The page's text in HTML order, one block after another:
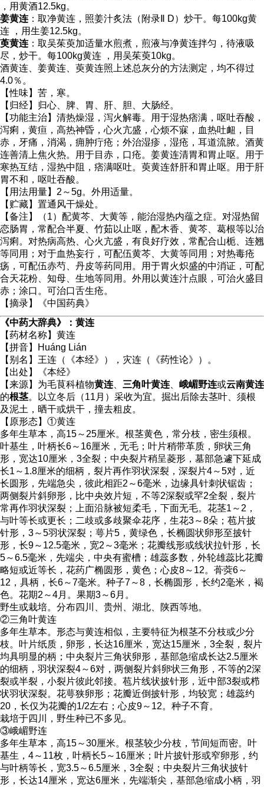
，用黄酒12.5kg。
姜黄连 ：取净黄连，照姜汁炙法（附录Ⅱ D）炒干。每100kg黄
连 ，用生姜12.5kg。
萸黄连 ：取吴茱萸加适量水煎煮，煎液与净黄连拌匀，待液吸
尽，炒干。每100kg黄连 ，用吴茱萸10kg。
酒黄连、姜黄连、萸黄连照上述总灰分的方法测定，均不得过
4.0％。
【性味】苦，寒。
【归经】归心、脾、胃、肝、胆、大肠经。
【功能主治】清热燥湿，泻火解毒。用于湿热痞满，呕吐吞酸，
泻痢，黄疸，高热神昏，心火亢盛，心烦不寐，血热吐衄，目
赤，牙痛，消渴，痈肿疔疮；外治湿疹，湿疮，耳道流脓。酒黄
连善清上焦火热。用于目赤，口疮。姜黄连清胃和胃止呕。用于
寒热互结，湿热中阻，痞满呕吐。萸黄连舒肝和胃止呕。用于肝
胃不和，呕吐吞酸。
【用法用量】2～5g。外用适量。
【贮藏】置通风干燥处。
【备注】（1）配黄芩、大黄等，能治湿热内蕴之症。对湿热留
恋肠胃，常配合半夏、竹茹以止呕，配木香、黄芩、葛根等以治
泻痢。对热病高热、心火亢盛，有良好疗效，常配合山栀、连翘
等同用；对于血热妄行，可配伍黄芩、大黄等同用；对热毒疮
疡，可配伍赤芍、丹皮等药同用。用于胃火炽盛的中消证，可配
合天花粉、知母、生地等同用。外用以黄连汁点眼，可治火盛目
赤；涂口。可治口舌生疮。
【摘录】《中国药典》
《中药大辞典》：黄连
【药材名称】黄连
【拼音】Huánɡ Lián
【别名】王连（《本经》），灾连（《药性论》）。
【出处】《本经》
【来源】为毛茛科植物黄连 三角叶黄连 峨嵋野连或云南黄连
的根茎。以立冬后（11月）采收为宜。掘出后除去茎叶、须根
及泥土，晒干或烘干，撞去粗皮。
【原形态】①黄连
多年生草本，高15～25厘米。根茎黄色，常分枝，密生须根。
叶基生，叶柄长6～16厘米，无毛；叶片稍带革质，卵状三角
形，宽达10厘米，3全裂；中央裂片稍呈菱形，墓部急遽下延成
长1～1.8厘米的细柄，裂片再作羽状深裂，深裂片4～5对，近
长圆形，先端急尖，彼此相距2～6毫米，边缘具针刺状锯齿；
两侧裂片斜卵形，比中央效片短，不等2深裂或罕2全裂，裂片
常再作羽状深裂；上面沿脉被短柔毛，下面无毛。花茎1～2，
与叶等长或更长；二歧或多歧聚伞花序，生花3～8朵；苞片披
针形，3～5羽状深裂；萼片5，黄绿色，长椭圆状卵形至披针
形，长9～12.5毫米，宽2～3毫米；花瓣线形或线状拉针形，长
5～6.5毫米，先端尖，中央有蜜槽；雄蕊多数，外轮雄蕊比花瓣
略短或近等长，花药广椭圆形，黄色；心皮8～12。蓇葖6～
12，具柄，长6～7毫米。种子7～8，长椭圆形，长约2毫米，褐
色。花期2～4月。果期3～6月。
野生或栽培。分布四川、贵州、湖北、陕西等地。
②三角叶黄连
多年生草本。形态与黄连相似，主要特征为根茎不分枝或少分
枝。叶片纸质，卵形，长达16厘米，宽达15厘米，3全裂，裂片
均具明显的柄；中央裂片三角状卵形，基部急缩成长达2.5厘米
的细柄，羽状深裂4～6对，两侧裂片斜卵状三角形，不等的2深
裂或半裂，小裂片彼此邻接。苞片线状披针形，近中部3裂或栉
状羽状深裂。花萼狭卵形；花瓣近倒披针形，均较宽；雄蕊约
20，长仅为花瓣的1/2左右；心皮9～12。种子不育。
栽培于四川，野生种已不多见。
③峨嵋野连
多年生草本，高15～30厘米。根茎较少分枝，节间短而密。叶
基生，4～11枚，叶柄长5～16厘米；叶片披针形或窄卵形，约
与叶柄等长，宽3.5～6.5厘米，3全裂；中央裂片三角状披针
形，长达14厘米，宽达6厘米，先端渐尖，基部急缩成小柄，羽